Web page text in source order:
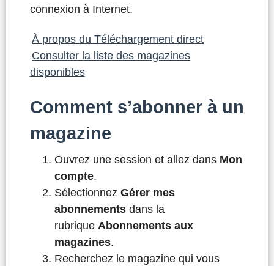
connexion à Internet.
À propos du Téléchargement direct
Consulter la liste des magazines
disponibles
Comment s’abonner à un
magazine
Ouvrez une session et allez dans Mon
compte.
Sélectionnez Gérer mes
abonnementsdans la
rubrique Abonnements aux
magazines.
Recherchez le magazine qui vous